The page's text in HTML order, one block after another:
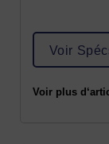
Voir
Voir plus